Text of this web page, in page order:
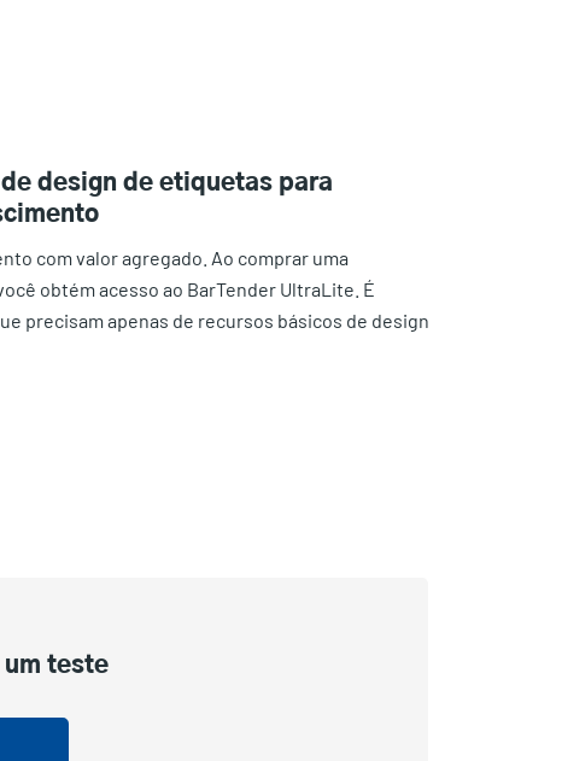
design de etiquetas para
com valor agregado. Ao comprar uma
obtém acesso ao BarTender UltraLite. É
precisam apenas de recursos básicos de design
um teste